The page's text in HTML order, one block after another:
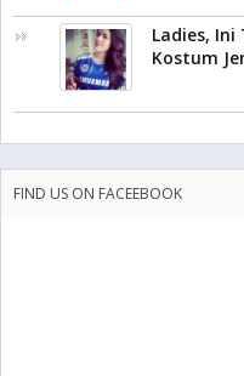
Ladies,
Kostum
FIND US ON FACEEBOOK